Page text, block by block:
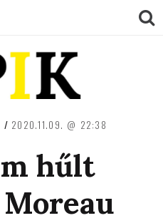
2020.11.09. 22:38
hűlt